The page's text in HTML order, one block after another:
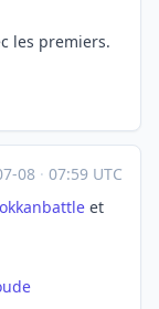
les premiers.
08 · 07:59 UTC
et